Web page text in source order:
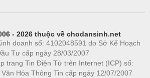
- 2026 thuộc về chodansinh.net
doanh số: 4102048591 do Sở Kế Hoạch
Tư cấp ngày 28/03/2007
trang Tin Điện Tử trên Internet (ICP) số:
Hóa Thông Tin cấp ngày 12/07/2007